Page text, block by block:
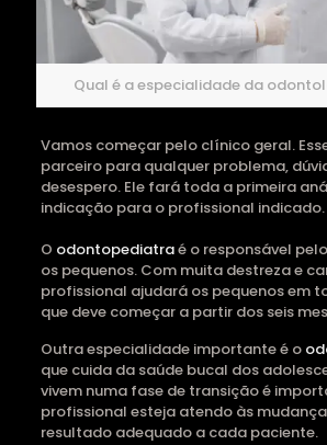
Qual é a especialidade da
Vamos começar pelo clínico geral.
parceiro para qualquer problema,
desespero. Ele fará toda a primeira
indicação para o profissional indicado.
O odontopediatraé o responsável
os pequenos. Com muita destreza e
profissional ajudará os pequenos em
que deve começar a partir dos seis
Outra especialidade importante é o
que cuida da saúde bucal dos
vivem numa fase de transição é
profissional esteja atendo às
resultado adequado a cada paciente.